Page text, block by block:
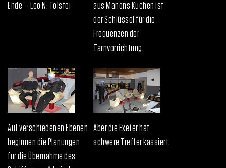
Ende" - Leo N. Tolstoi
aus Manons Kuchen ist
der Schlüssel für die
Frequenzen der
Tarnvorrichtung.
Auf verschiedenen Ebenen
beginnen die Planungen
für die Übernahme des
Aber die Exeter hat
schwere Treffer kassiert.